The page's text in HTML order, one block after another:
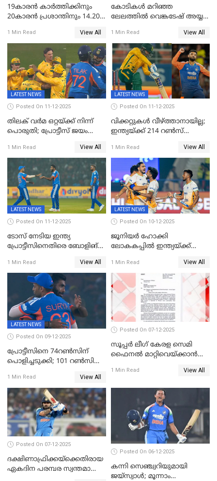
19കാരൻ കാർത്തിക്കിനും
20കാരൻ പ്രശാന്തിനും 14.20
കോടിക്ക് ഡൽഹിയിൽ;
മലയാളി താരം വിഘ്നേഷ്
പുത്തുർ രാജസ്ഥാനിൽ
1 Min Read View All
കോടികൾ മറിഞ്ഞ
ലേലത്തിൽ വെങ്കടേഷ് അയ്യര്‍
ബംഗളൂരുവില്‍; ക്വിന്റണ്‍ ഡി
കോക്ക് മുംബൈ
ഇന്ത്യന്‍സില്‍; 25കോടിക്ക്
കാമറൂൺ ഗ്രീൻ
കൊൽക്കത്തയിൽ
1 Min Read View All
LATEST NEWS
Posted On 11-12-2025
തിലക് വർമ ഒറ്റയ്ക്ക് നിന്ന്
പൊരുതി; പ്രോട്ടീസ് ജയം
1 Min Read View All
LATEST NEWS
Posted On 11-12-2025
വിക്കറ്റുകൾ വീഴ്ത്താനായില്ല;
ഇന്ത്യയ്ക്ക് 214 റൺസ്
ഡികോക്ക് കസറി
1 Min Read View All
LATEST NEWS
Posted On 11-12-2025
ടോസ് നേടിയ ഇന്ത്യ
പ്രോട്ടീസിനെതിരെ ബോളിങ്
1 Min Read View All
LATEST NEWS
Posted On 10-12-2025
ജൂനിയര്‍ ഹോക്കി
ലോകകപ്പിൽ ഇന്ത്യയ്ക്ക്
1 Min Read View All
LATEST NEWS
Posted On 09-12-2025
പ്രോട്ടീസിനെ 74റൺസിന്‌
പൊളിച്ചടുക്കി; 101 റൺസിന്റെ
വിക്കറ്റ് തികയ്ക്കുന്ന
താരമായി ബുമ്ര
1 Min Read View All
Posted On 07-12-2025
സൂപ്പർ ലീഗ് കേരള സെമി
ഫൈനൽ മാറ്റിവെയ്ക്കാൻ
1 Min Read View All
Posted On 07-12-2025
ദക്ഷിണാഫ്രിക്കയ്‌ക്കെതിരായ
ഏകദിന പരമ്പര സ്വന്തമാക്കി
Posted On 06-12-2025
കന്നി സെഞ്ച്വറിയുമായി
ജയ്‌സ്വാൾ; മൂന്നാം